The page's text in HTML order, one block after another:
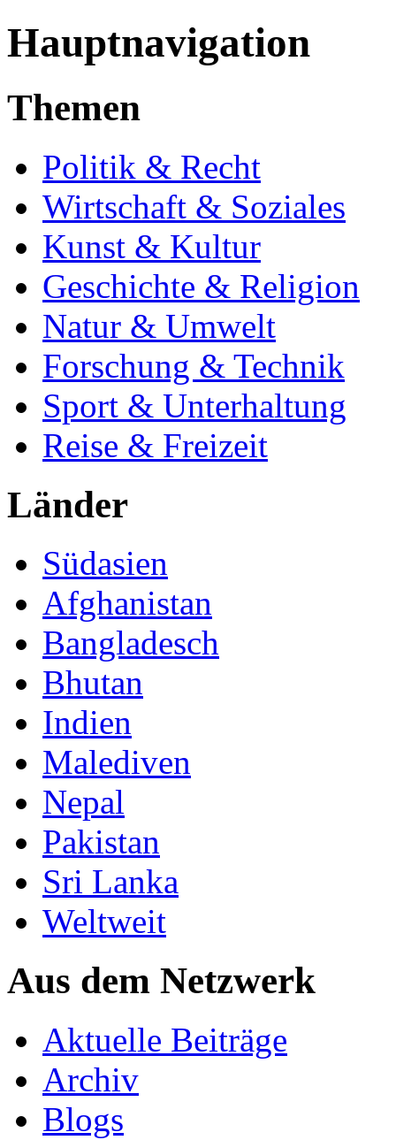
Hauptnavigation
Themen
Politik & Recht
Wirtschaft & Soziales
Kunst & Kultur
Geschichte & Religion
Natur & Umwelt
Forschung & Technik
Sport & Unterhaltung
Reise & Freizeit
Länder
Südasien
Afghanistan
Bangladesch
Bhutan
Indien
Malediven
Nepal
Pakistan
Sri Lanka
Weltweit
Aus dem Netzwerk
Aktuelle Beiträge
Archiv
Blogs